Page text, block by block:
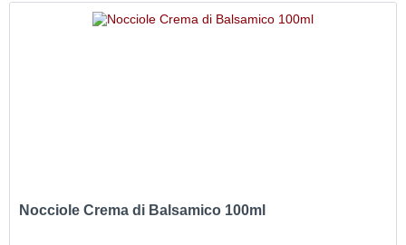
Nocciole Crema di Balsamico 100ml